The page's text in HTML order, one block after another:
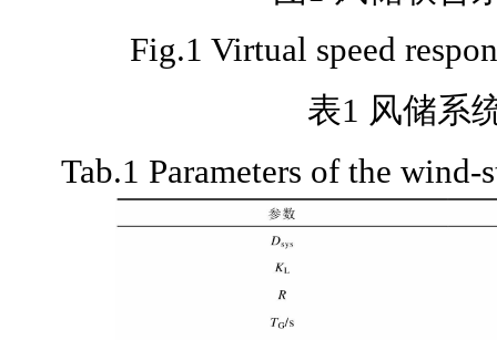
Fig.1 Virtual speed
表1 风储系
Tab.1 Parameters of the wind-